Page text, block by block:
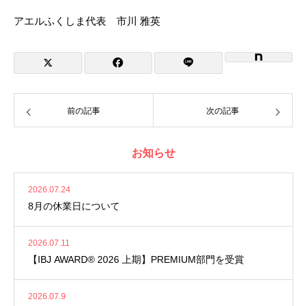
アエルふくしま代表 市川 雅英
前の記事 次の記事
お知らせ
2026.07.24
8月の休業日について
2026.07.11
【IBJ AWARD® 2026 上期】PREMIUM部門を受賞
2026.07.9